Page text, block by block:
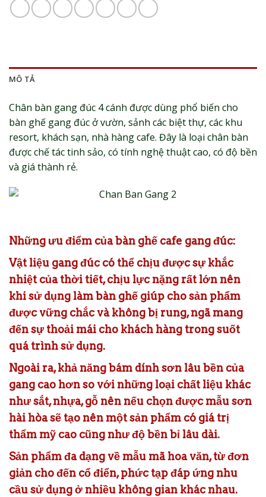
MÔ TẢ
Chân bàn gang đúc 4 cánh được dùng phổ biến cho
bàn ghế gang đúc ở vườn, sảnh các biệt thự, các khu
resort, khách sạn, nhà hàng cafe. Đây là loại chân bàn
được chế tác tinh sảo, có tính nghệ thuật cao, có độ bền
và giá thành rẻ.
Những ưu điểm của bàn ghế cafe gang đúc:
Vật liệu gang đúc có thể chịu được sự khắc
nhiệt của thời tiết, chịu lực nặng rất lớn nên
khi sử dụng làm bàn ghế giúp cho sản phẩm
được vững chắc và không bị rung, ngã mang
đến sự thoải mái cho khách hàng trong suốt
quá trình sử dụng.
Ngoài ra, khả năng bám dính sơn lâu bền của
gang cao hơn so với những loại chất liệu khác
như sắt, nhựa, gỗ nên nếu chọn được mẫu sơn
hài hòa sẽ tạo nên một sản phẩm có giá trị
thẩm mỹ cao cũng như độ bền bỉ lâu dài.
Sản phẩm đa dạng về mẫu mã hoa văn, từ đơn
giản cho đến cổ điển, phức tạp đáp ứng nhu
cầu sử dụng ở nhiều không gian khác nhau.